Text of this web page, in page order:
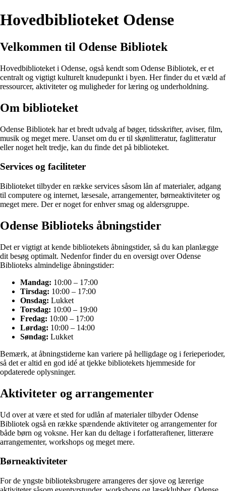
Hovedbiblioteket Odense
Velkommen til Odense Bibliotek
Hovedbiblioteket i Odense, også kendt som Odense Bibliotek, er et
centralt og vigtigt kulturelt knudepunkt i byen. Her finder du et væld af
ressourcer, aktiviteter og muligheder for læring og underholdning.
Om biblioteket
Odense Bibliotek har et bredt udvalg af bøger, tidsskrifter, aviser, film,
musik og meget mere. Uanset om du er til skønlitteratur, faglitteratur
eller noget helt tredje, kan du finde det på biblioteket.
Services og faciliteter
Biblioteket tilbyder en række services såsom lån af materialer, adgang
til computere og internet, læsesale, arrangementer, børneaktiviteter og
meget mere. Der er noget for enhver smag og aldersgruppe.
Odense Biblioteks åbningstider
Det er vigtigt at kende bibliotekets åbningstider, så du kan planlægge
dit besøg optimalt. Nedenfor finder du en oversigt over Odense
Biblioteks almindelige åbningstider:
Mandag: 10:00 – 17:00
Tirsdag: 10:00 – 17:00
Onsdag: Lukket
Torsdag: 10:00 – 19:00
Fredag: 10:00 – 17:00
Lørdag: 10:00 – 14:00
Søndag: Lukket
Bemærk, at åbningstiderne kan variere på helligdage og i ferieperioder,
så det er altid en god idé at tjekke bibliotekets hjemmeside for
opdaterede oplysninger.
Aktiviteter og arrangementer
Ud over at være et sted for udlån af materialer tilbyder Odense
Bibliotek også en række spændende aktiviteter og arrangementer for
både børn og voksne. Her kan du deltage i forfatteraftener, litterære
arrangementer, workshops og meget mere.
Børneaktiviteter
For de yngste biblioteksbrugere arrangeres der sjove og lærerige